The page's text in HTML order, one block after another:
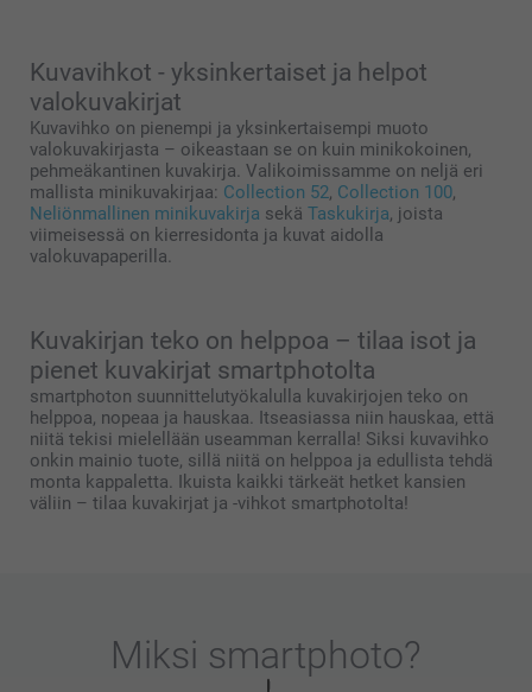
Kuvavihkot - yksinkertaiset ja helpot
valokuvakirjat
Kuvavihko on pienempi ja yksinkertaisempi muoto
valokuvakirjasta – oikeastaan se on kuin minikokoinen,
pehmeäkantinen kuvakirja. Valikoimissamme on neljä eri
mallista minikuvakirjaa: Collection 52, Collection 100,
Neliönmallinen minikuvakirja sekä Taskukirja, joista
viimeisessä on kierresidonta ja kuvat aidolla
valokuvapaperilla.
Kuvakirjan teko on helppoa – tilaa isot ja
pienet kuvakirjat smartphotolta
smartphoton suunnittelutyökalulla kuvakirjojen teko on
helppoa, nopeaa ja hauskaa. Itseasiassa niin hauskaa, että
niitä tekisi mielellään useamman kerralla! Siksi kuvavihko
onkin mainio tuote, sillä niitä on helppoa ja edullista tehdä
monta kappaletta. Ikuista kaikki tärkeät hetket kansien
väliin – tilaa kuvakirjat ja -vihkot smartphotolta!
Miksi smartphoto?